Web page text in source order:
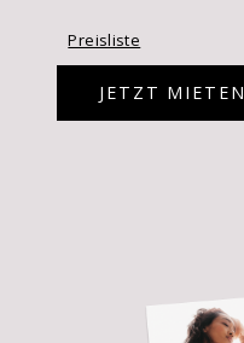
Preisliste
JETZT MIETEN